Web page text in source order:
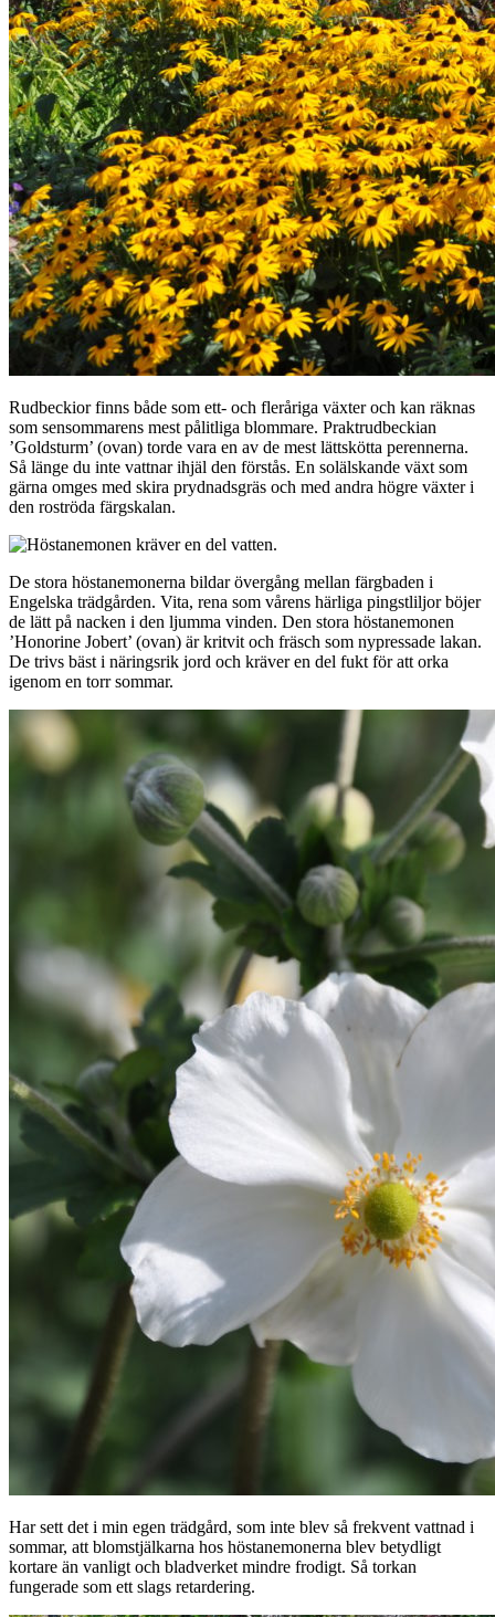
Rudbeckior finns både som ett- och fleråriga växter och kan räknas
som sensommarens mest pålitliga blommare. Praktrudbeckian
’Goldsturm’ (ovan) torde vara en av de mest lättskötta perennerna.
Så länge du inte vattnar ihjäl den förstås. En solälskande växt som
gärna omges med skira prydnadsgräs och med andra högre växter i
den roströda färgskalan.
De stora höstanemonerna bildar övergång mellan färgbaden i
Engelska trädgården. Vita, rena som vårens härliga pingstliljor böjer
de lätt på nacken i den ljumma vinden. Den stora höstanemonen
’Honorine Jobert’ (ovan) är kritvit och fräsch som nypressade lakan.
De trivs bäst i näringsrik jord och kräver en del fukt för att orka
igenom en torr sommar.
Har sett det i min egen trädgård, som inte blev så frekvent vattnad i
sommar, att blomstjälkarna hos höstanemonerna blev betydligt
kortare än vanligt och bladverket mindre frodigt. Så torkan
fungerade som ett slags retardering.